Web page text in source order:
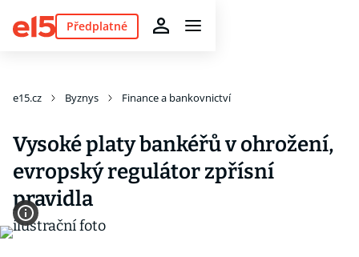
Předplatné
e15.cz Byznys Finance a bankovnictví
Vysoké platy bankéřů v ohrožení,
evropský regulátor zpřísní
pravidla